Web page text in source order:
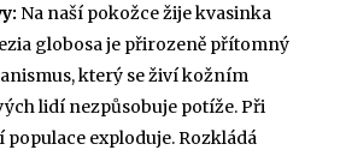
Na naší pokožce žije kvasinka
globosaje přirozeně přítomný
který se živí kožním
lidí nezpůsobuje potíže. Při
populace exploduje. Rozkládá